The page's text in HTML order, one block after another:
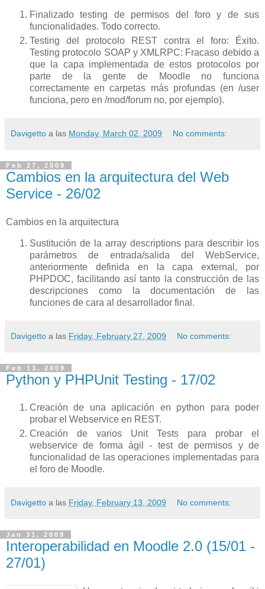
Finalizado testing de permisos del foro y de sus
funcionalidades. Todo correcto.
Testing del protocolo REST contra el foro: Éxito.
Testing protocolo SOAP y XMLRPC: Fracaso debido a
que la capa implementada de estos protocolos por
parte de la gente de Moodle no funciona
correctamente en carpetas más profundas (en /user
funciona, pero en /mod/forum no, por ejemplo).
Davigetto a las Monday, March 02, 2009 No comments:
Feb 27, 2009
Cambios en la arquitectura del Web
Service - 26/02
Cambios en la arquitectura
Sustitución de la array descriptions para describir los
parámetros de entrada/salida del WebService,
anteriormente definida en la capa external, por
PHPDOC, facilitando así tanto la construcción de las
descripciones como la documentación de las
funciones de cara al desarrollador final.
Davigetto a las Friday, February 27, 2009 No comments:
Feb 13, 2009
Python y PHPUnit Testing - 17/02
Creación de una aplicación en python para poder
probar el Webservice en REST.
Creación de varios Unit Tests para probar el
webservice de forma ágil - test de permisos y de
funcionalidad de las operaciones implementadas para
el foro de Moodle.
Davigetto a las Friday, February 13, 2009 No comments:
Jan 31, 2009
Interoperabilidad en Moodle 2.0 (15/01 -
27/01)